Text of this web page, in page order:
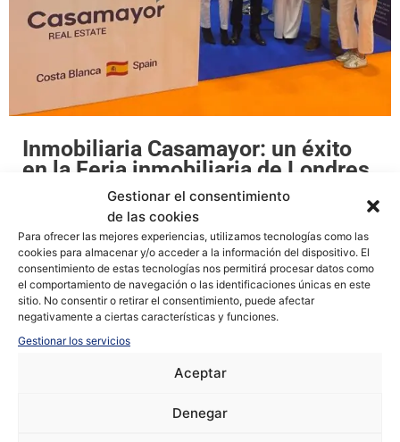
Gestionar el consentimiento
de las cookies
Para ofrecer las mejores experiencias, utilizamos tecnologías como las
cookies para almacenar y/o acceder a la información del dispositivo. El
consentimiento de estas tecnologías nos permitirá procesar datos como
el comportamiento de navegación o las identificaciones únicas en este
sitio. No consentir o retirar el consentimiento, puede afectar
negativamente a ciertas características y funciones.
Gestionar los servicios
Aceptar
Denegar
Inmobiliaria Casamayor: un éxito
en la Feria inmobiliaria de Londres
MAYO 8, 2024
Gran afluencia de británicos al stand de Casamayor En
Inmobiliaria Casamayor estamos muy orgullosos del
éxito que ha sido nuestra primera experiencia en la Feria
Internacional de Londres. Hemos sido la única
inmobiliaria de Alicante ciudad que ha asistido a la
reciente feria inmobiliaria internacional. A pesar de la
LEER POST